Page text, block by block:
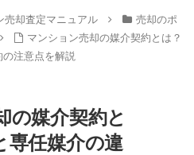
売却査定マニュアル
売却のポ
マンション売却の媒介契約とは？
注意点を解説
の媒介契約と
専任媒介の違